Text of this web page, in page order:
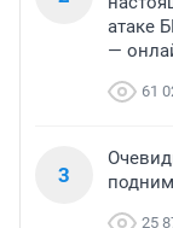
атаке
—
61
3
25